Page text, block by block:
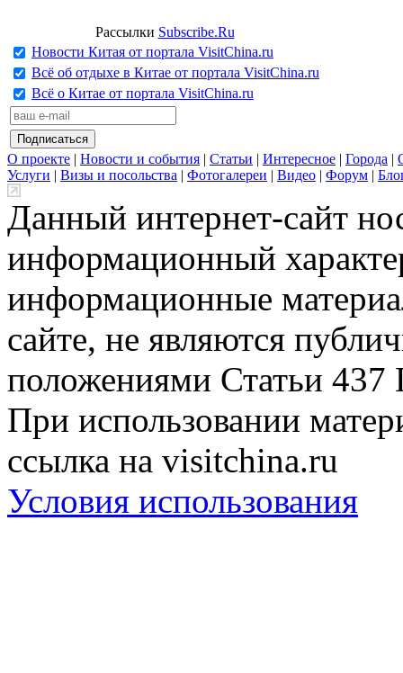
Рассылки Subscribe.Ru
Новости Китая от портала VisitChina.ru
Всё об отдыхе в Китае от портала VisitChina.ru
Всё о Китае от портала VisitChina.ru
О проекте | Новости и события | Статьи | Интересное | Города |
Услуги | Визы и посольства | Фотогалереи | Видео | Форум |
Данный интернет-сайт
информационный
информационные
сайте, не являются
положениями Статьи 437
При использовании
ссылка на visitchina.ru
Условия использования